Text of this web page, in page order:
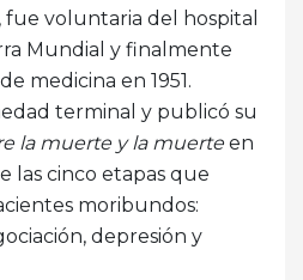
fue voluntaria del hospital
Mundial y finalmente
medicina en 1951.
terminal y publicó su
la muerte y la muerteen
las cinco etapas que
moribundos:
depresión y